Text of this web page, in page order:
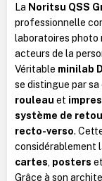
La Noritsu QSS
professionnelle
laboratoires photo
acteurs de la
Véritable minilab
se distingue par
rouleau et
système de
recto-verso.
considérablement
cartes, posters
Grâce à son